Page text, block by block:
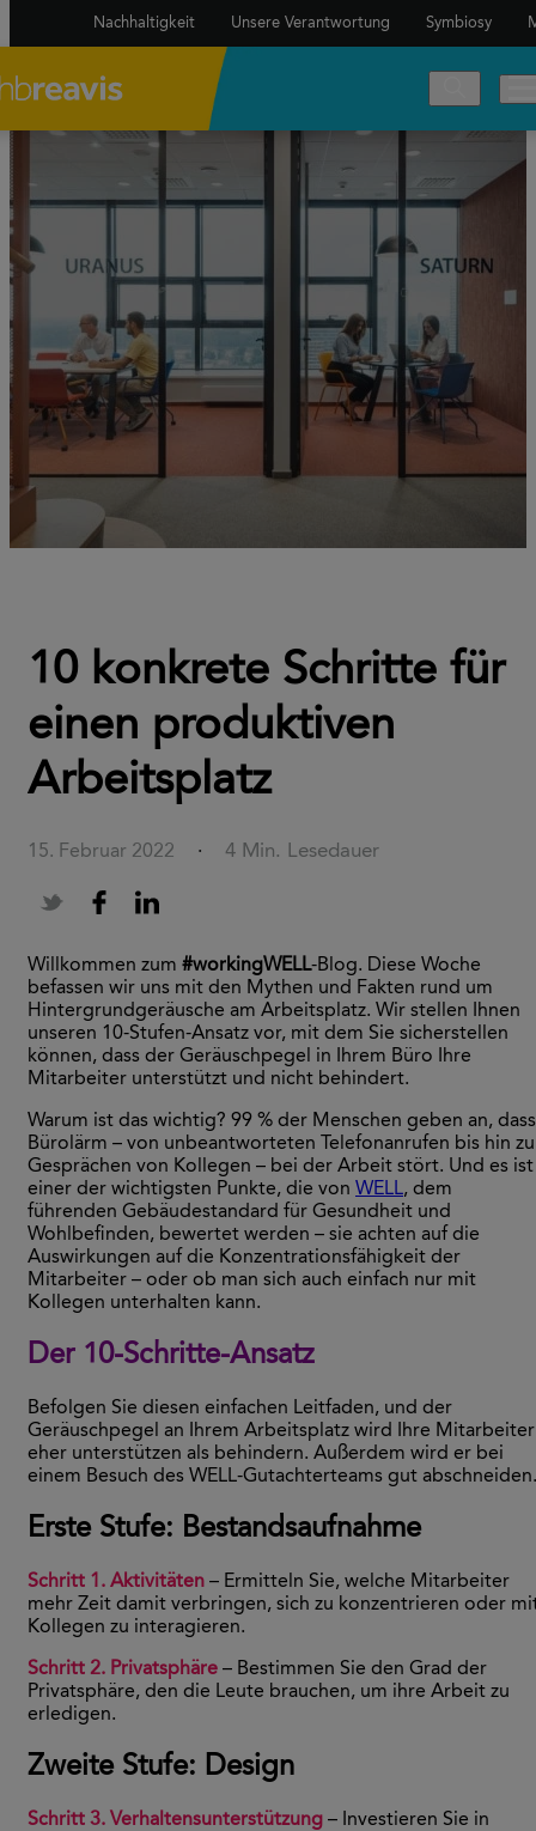
Nachhaltigkeit Unsere Verantwortung Symbiosy
10 konkrete Schritte für
einen produktiven
Arbeitsplatz
15. Februar 2022 · 4 Min. Lesedauer
Willkommen zum #workingWELL-Blog. Diese Woche
befassen wir uns mit den Mythen und Fakten rund um
Hintergrundgeräusche am Arbeitsplatz. Wir stellen Ihnen
unseren 10-Stufen-Ansatz vor, mit dem Sie sicherstellen
können, dass der Geräuschpegel in Ihrem Büro Ihre
Mitarbeiter unterstützt und nicht behindert.
Warum ist das wichtig? 99 % der Menschen geben an, dass
Bürolärm – von unbeantworteten Telefonanrufen bis hin zu
Gesprächen von Kollegen – bei der Arbeit stört. Und es ist
einer der wichtigsten Punkte, die von WELL, dem
führenden Gebäudestandard für Gesundheit und
Wohlbefinden, bewertet werden – sie achten auf die
Auswirkungen auf die Konzentrationsfähigkeit der
Mitarbeiter – oder ob man sich auch einfach nur mit
Kollegen unterhalten kann.
Der 10-Schritte-Ansatz
Befolgen Sie diesen einfachen Leitfaden, und der
Geräuschpegel an Ihrem Arbeitsplatz wird Ihre Mitarbeiter
eher unterstützen als behindern. Außerdem wird er bei
einem Besuch des WELL-Gutachterteams gut abschneiden.
Erste Stufe: Bestandsaufnahme
Schritt 1. Aktivitäten – Ermitteln Sie, welche Mitarbeiter
mehr Zeit damit verbringen, sich zu konzentrieren oder
Kollegen zu interagieren.
Schritt 2. Privatsphäre – Bestimmen Sie den Grad der
Privatsphäre, den die Leute brauchen, um ihre Arbeit zu
erledigen.
Zweite Stufe: Design
Schritt 3. Verhaltensunterstützung – Investieren Sie in